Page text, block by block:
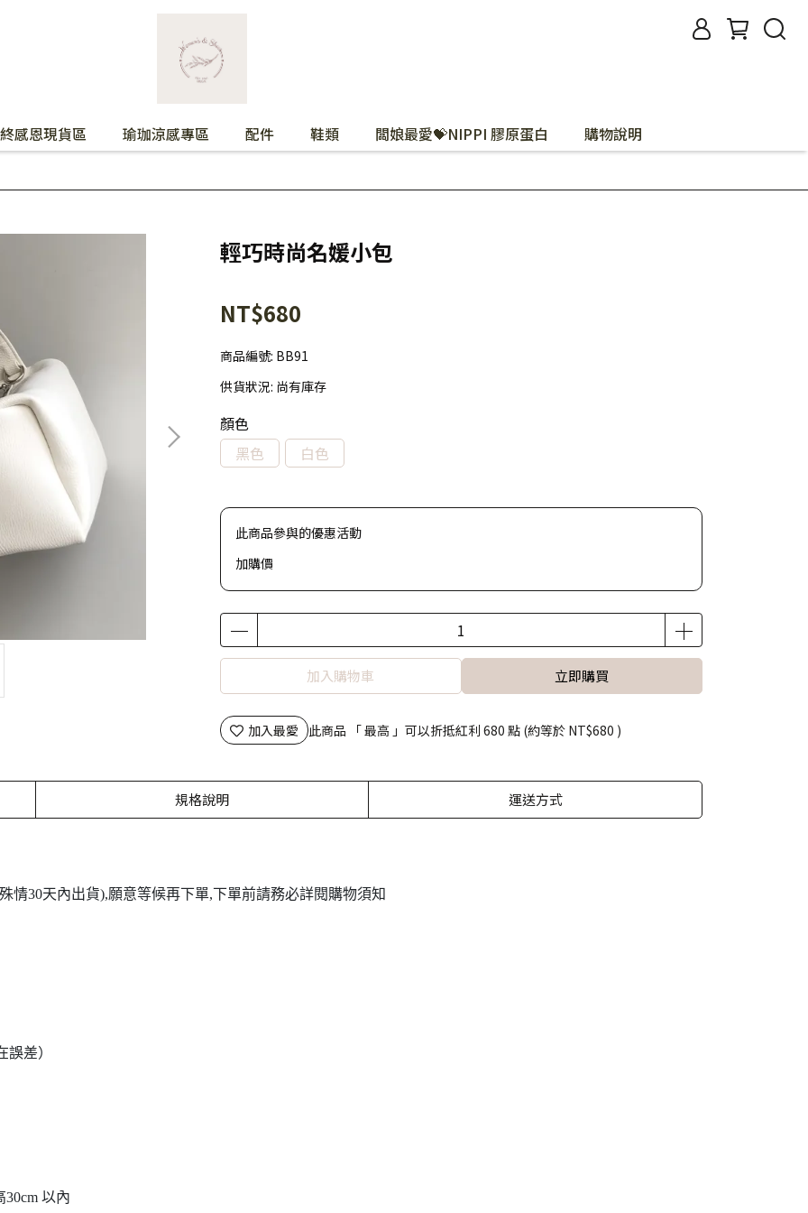
感恩現貨區 瑜珈涼感專區 配件 鞋類 闆娘最愛💝NIPPI 膠原蛋白 購物說明
輕巧時尚名媛小包
NT$680
商品編號: BB91
供貨狀況: 尚有庫存
顏色
黑色
白色
此商品參與的優惠活動
加購價
加入購物車 立即購買
加入最愛 此商品 「 最高 」可以折抵紅利 680 點 (約等於 NT$680 )
規格說明 運送方式
情30天內出貨),願意等候再下單,下單前請務必詳閱購物須知
誤差）
以內